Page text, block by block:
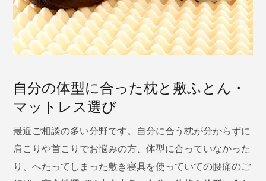
自分の体型に合った枕と敷ふとん・
マットレス選び
最近ご相談の多い分野です。自分に合う枕が分からずに
肩こりや首こりでお悩みの方、体型に合っていなかった
り、へたってしまった敷き寝具を使っていての腰痛のご